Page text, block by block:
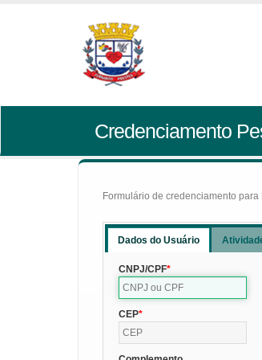
Credenciamento
Formulário de credenciamento
Dados do Usuário
CNPJ/CPF
CEP